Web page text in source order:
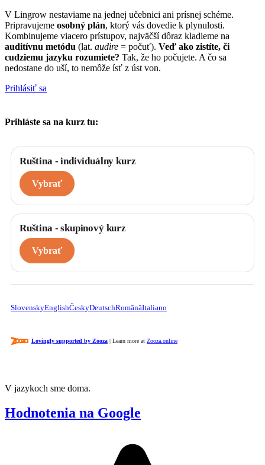
V Lingrow nestaviame na jednej učebnici ani prísnej schéme.
Pripravujeme osobný plán, ktorý vás dovedie k plynulosti.
Kombinujeme viacero prístupov, najväčší dôraz kladieme na
auditívnu metódu (lat. audire = počuť). Veď ako zistíte, či
cudziemu jazyku rozumiete? Tak, že ho počujete. A čo sa
nedostane do uší, to nemôže ísť z úst von.
Prihlásiť sa
Prihláste sa na kurz tu:
Vyberte si
Ruština - individuálny kurz
Vybrať
Ruština - skupinový kurz
Vybrať
SlovenskyEnglishČeskyDeutschRomânăItaliano
Lovingly supported by Zooza | Learn more at Zooza.online
V jazykoch sme doma.
Hodnotenia na Google